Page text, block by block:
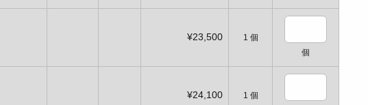
¥23,500 1 個
個
¥24,100 1 個